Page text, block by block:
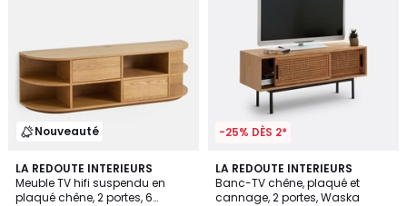
Nouveauté
LA REDOUTE INTERIEURS
Meuble TV hifi suspendu en
plaqué chêne, 2 portes, 6
-25% DÈS 2*
LA REDOUTE INTERIEURS
Banc-TV chêne, plaqué et
cannage, 2 portes, Waska
4,5
/ 5